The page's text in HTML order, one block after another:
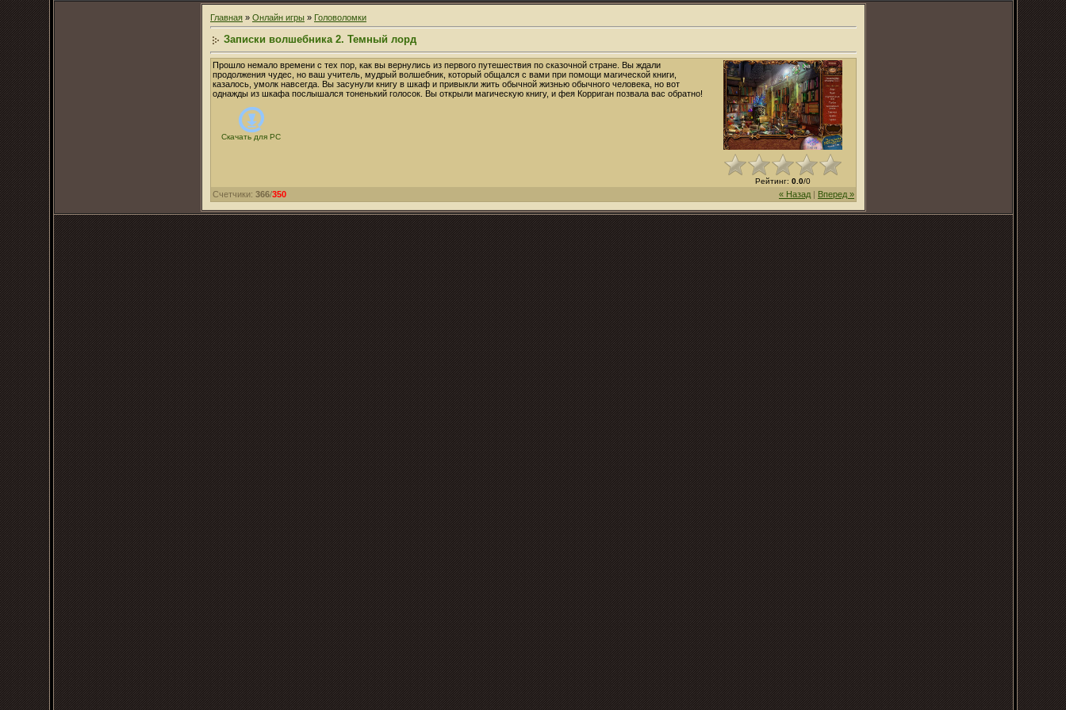
Главная » Онлайн игры » Головоломки
Записки волшебника 2. Темный лорд
Прошло немало времени с тех пор, как вы вернулись из первого путешествия по сказочной стране. Вы ждали
продолжения чудес, но ваш учитель, мудрый волшебник, который общался с вами при помощи магической книги,
казалось, умолк навсегда. Вы засунули книгу в шкаф и привыкли жить обычной жизнью обычного человека, но вот
однажды из шкафа послышался тоненький голосок. Вы открыли магическую книгу, и фея Корриган позвала вас обратно!
Скачать для PC
Рейтинг: 0.0/0
« Назад Вперед »
Счетчики: 366/350